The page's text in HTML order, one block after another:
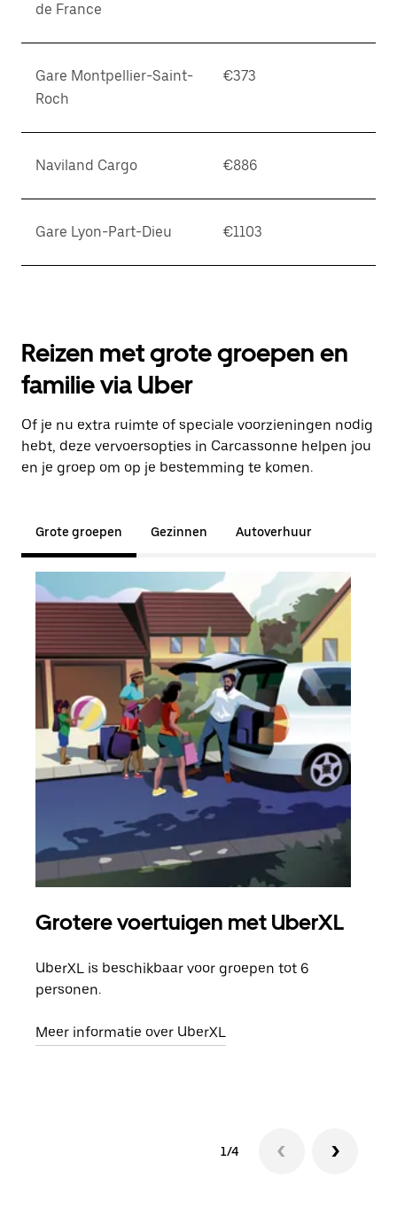
de France
Gare Montpellier-Saint-
Roch
€373
Naviland Cargo €886
Gare Lyon-Part-Dieu €1103
Reizen met grote groepen en
familie via Uber
Of je nu extra ruimte of speciale voorzieningen nodig
hebt, deze vervoersopties in Carcassonne helpen jou
en je groep om op je bestemming te komen.
Grote groepen Gezinnen Autoverhuur
Grotere voertuigen met UberXL
UberXL is beschikbaar voor groepen tot 6
personen.
Meer informatie over UberXL
1/4